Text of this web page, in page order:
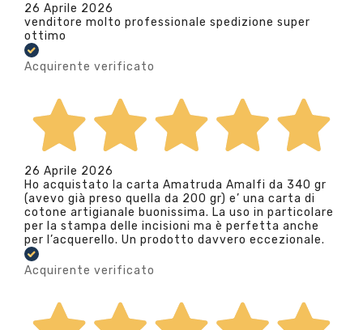
26 Aprile 2026
venditore molto professionale spedizione super
ottimo
Acquirente verificato
26 Aprile 2026
Ho acquistato la carta Amatruda Amalfi da 340 gr
(avevo già preso quella da 200 gr) e’ una carta di
cotone artigianale buonissima. La uso in particolare
per la stampa delle incisioni ma è perfetta anche
per l’acquerello. Un prodotto davvero eccezionale.
Acquirente verificato